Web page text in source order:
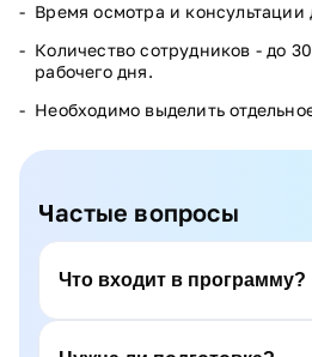
Время осмотра и консультации
Количество сотрудников - до
рабочего дня.
Необходимо выделить
Частые вопросы
Что входит в программу?